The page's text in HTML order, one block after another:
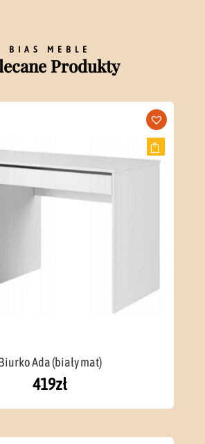
BIAS MEBLE
Produkty
Ada (biały mat)
419zł